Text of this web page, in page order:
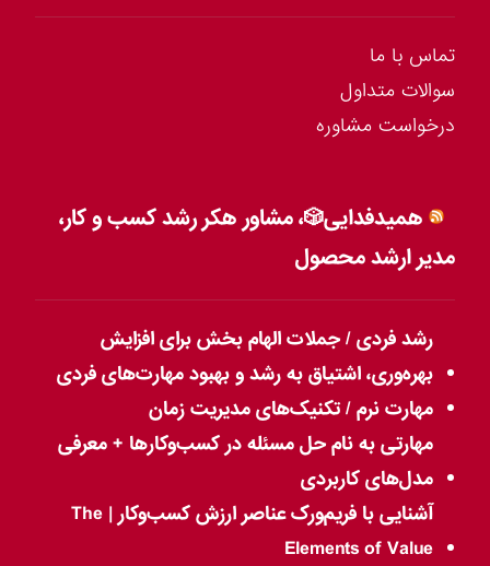
تماس با ما
سوالات متداول
درخواست مشاوره
همیدفدایی🎲، مشاور هکر رشد کسب و کار،
مدیر ارشد محصول
رشد فردی / جملات الهام بخش برای افزایش
بهره‌وری، اشتیاق به رشد و بهبود مهارت‌های فردی
مهارت نرم / تکنیک‌های مدیریت زمان
مهارتی به نام حل مسئله در کسب‌وکارها + معرفی
مدل‌های کاربردی
آشنایی با فریم‌ورک عناصر ارزش کسب‌وکار | The
Elements of Value